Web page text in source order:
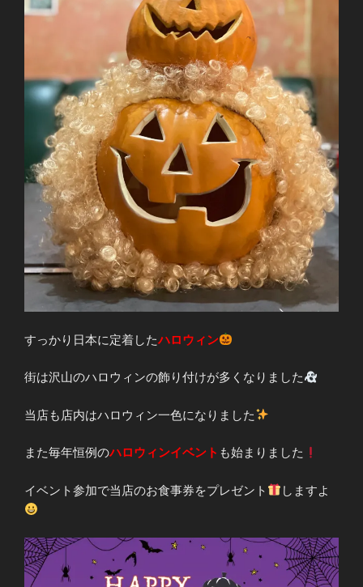
すっかり日本に定着したハロウィン
街は沢山のハロウィンの飾り付けが多くなりました
当店も店内はハロウィン一色になりました
また毎年恒例のハロウィンイベント も始まりました
イベント参加で当店のお食事券をプレゼント しますよ